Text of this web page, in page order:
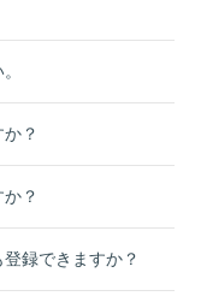
？
？
録できますか？